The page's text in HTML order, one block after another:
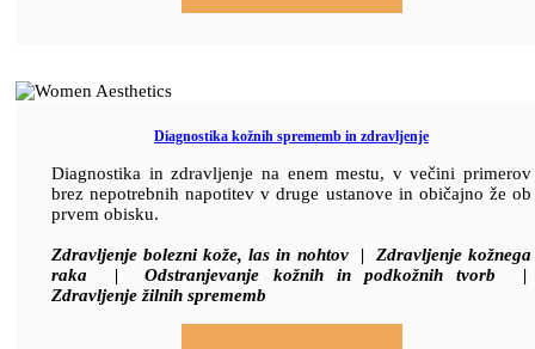
Diagnostika kožnih sprememb in zdravljenje
Diagnostika in zdravljenje na enem mestu, v večini primerov
brez nepotrebnih napotitev v druge ustanove in običajno že ob
prvem obisku.
Zdravljenje bolezni kože, las in nohtov | Zdravljenje kožnega
raka | Odstranjevanje kožnih in podkožnih tvorb |
Zdravljenje žilnih sprememb